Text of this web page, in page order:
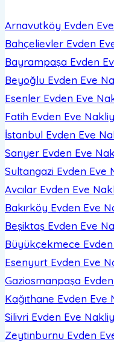
Arnavutköy Evden
Bahçelievler Evden
Bayrampaşa Evden
Beyoğlu Evden Eve
Esenler Evden Eve
Fatih Evden Eve
İstanbul Evden Eve
Sarıyer Evden Eve
Sultangazi Evden Eve
Avcılar Evden Eve
Bakırköy Evden Eve
Beşiktaş Evden Eve
Büyükçekmece
Esenyurt Evden Eve
Gaziosmanpaşa
Kağıthane Evden Eve
Silivri Evden Eve
Zeytinburnu Evden